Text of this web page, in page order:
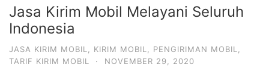
Jasa Kirim Mobil Melayani Seluruh
Indonesia
JASA KIRIM MOBIL KIRIM MOBIL PENGIRIMAN MOBIL
TARIF KIRIM MOBIL
· NOVEMBER 29, 2020